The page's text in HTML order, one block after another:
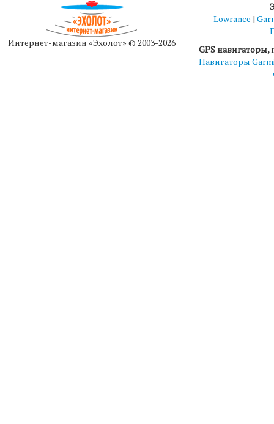
Интернет-магазин «Эхолот» © 2003-2026
Lowrance |
GPS
Навигаторы